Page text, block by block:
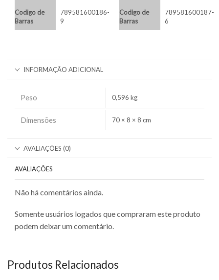
Codigo de
Barras
789581600186-
9
Codigo de
Barras
789581600187-
6
INFORMAÇÃO ADICIONAL
Peso 0,596 kg
Dimensões 70 × 8 × 8 cm
AVALIAÇÕES (0)
AVALIAÇÕES
Não há comentários ainda.
Somente usuários logados que compraram este produto
podem deixar um comentário.
Produtos Relacionados